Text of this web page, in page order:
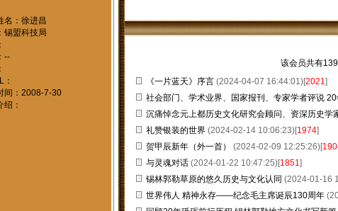
名：徐进昌
锡盟科技局
--
：
间：2008-7-30
绍：
该会员共有
《一片蓝天》序言 (2024-04-07 16:44:01)[2021]
社会部门、学术业界、国家报刊、专家学者评说
沉痛悼念元上都历史文化研究会顾问、资深历史学
礼赞银装的世界 (2024-02-14 10:06:23)[1974]
贺甲辰新年（外一首） (2024-02-09 12:25:26)[
与灵魂对话 (2024-01-22 10:47:25)[1851]
锡林郭勒草原的悠久历史与文化认同 (2024-01-16
世界伟人 精神永存——纪念毛主席诞辰130周年